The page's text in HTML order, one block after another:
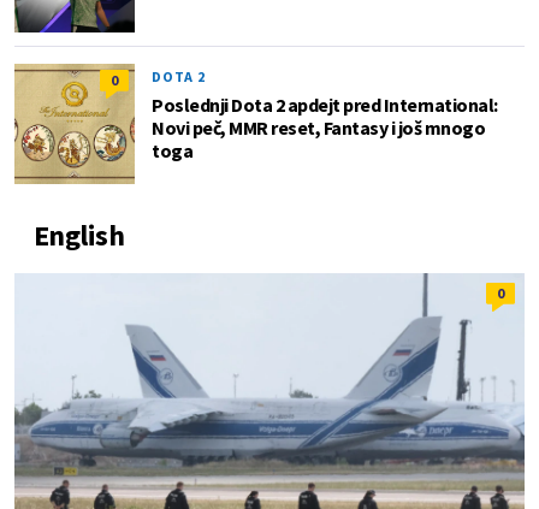
0 DOTA 2
Poslednji Dota 2 apdejt pred International:
Novi peč, MMR reset, Fantasy i još mnogo
toga
English
0